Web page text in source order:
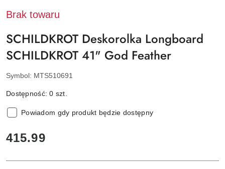
Brak towaru
SCHILDKROT Deskorolka Longboard
SCHILDKROT 41" God Feather
Symbol: MTS510691
Dostępność:0 szt.
Powiadom gdy produkt będzie dostępny
cena:
415.99